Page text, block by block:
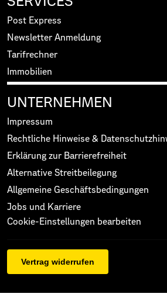
Post Express
Newsletter Anmeldung
Tarifrechner
Immobilien
UNTERNEHMEN
Impressum
Rechtliche Hinweise &
Erklärung zur Barrierefreiheit
Alternative Streitbeilegung
Allgemeine Geschäftsbedingungen
Jobs und Karriere
Cookie-Einstellungen bearbeiten
Vertrag widerrufen